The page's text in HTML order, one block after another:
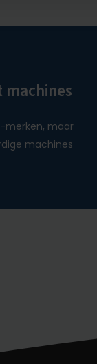
merken, maar
machines